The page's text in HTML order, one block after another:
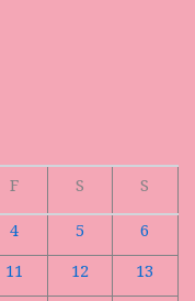
F S
S
4 5
6
11 12
13